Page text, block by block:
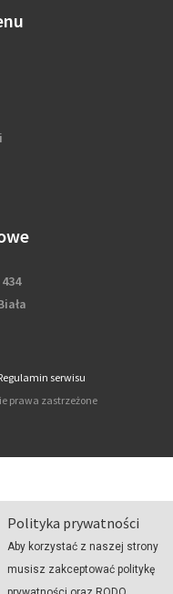
Polityka prywatności
Aby korzystać z naszej strony
musisz zakceptować politykę
serwisu
prawa zastrzeżone